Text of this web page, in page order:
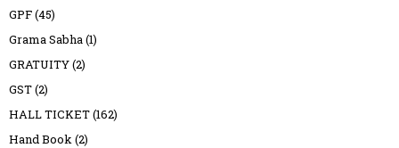
GPF(45)
Grama Sabha(1)
GRATUITY(2)
GST(2)
HALL TICKET(162)
Hand Book(2)